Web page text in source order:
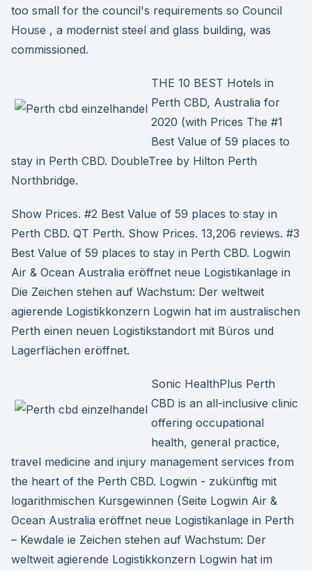
too small for the council's requirements so Council
House , a modernist steel and glass building, was
commissioned.
THE 10 BEST Hotels in
Perth CBD, Australia for
2020 (with Prices The #1
Best Value of 59 places to
stay in Perth CBD. DoubleTree by Hilton Perth
Northbridge.
Show Prices. #2 Best Value of 59 places to stay in
Perth CBD. QT Perth. Show Prices. 13,206 reviews. #3
Best Value of 59 places to stay in Perth CBD. Logwin
Air & Ocean Australia eröffnet neue Logistikanlage in
Die Zeichen stehen auf Wachstum: Der weltweit
agierende Logistikkonzern Logwin hat im australischen
Perth einen neuen Logistikstandort mit Büros und
Lagerflächen eröffnet.
Sonic HealthPlus Perth
CBD is an all-inclusive clinic
offering occupational
health, general practice,
travel medicine and injury management services from
the heart of the Perth CBD. Logwin - zukünftig mit
logarithmischen Kursgewinnen (Seite Logwin Air &
Ocean Australia eröffnet neue Logistikanlage in Perth
– Kewdale ie Zeichen stehen auf Wachstum: Der
weltweit agierende Logistikkonzern Logwin hat im